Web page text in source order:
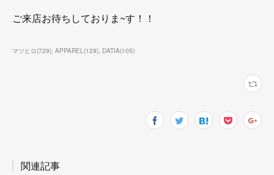
ご来店お待ちしておりま~す！！
マツヒロ(729) APPAREL(129) DATIA(105)
関連記事